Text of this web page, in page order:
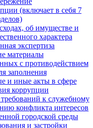
(включает в себя 7
об имуществе и
характера
экспертиза
материалы
с противодействием
заполнения
и иные акты в сфере
коррупции
к служебному
конфликта интересов
городской среды
и застройки